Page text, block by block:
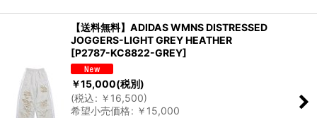
【送料無料】ADIDAS WMNS DISTRESSED
JOGGERS-LIGHT GREY HEATHER
[P2787-KC8822-GREY]
￥15,000(税別)
(税込: ￥ 16,500)
希望小売価格: ￥ 15,000